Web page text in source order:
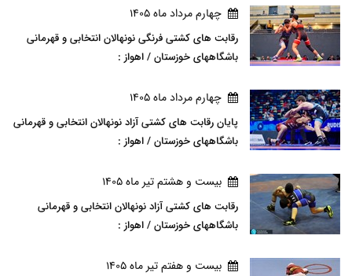
چهارم مرداد ماه 1405
رقابت های کشتی فرنگی نونهالان انتخابی و قهرمانی
باشگاههای خوزستان / اهواز :
چهارم مرداد ماه 1405
پایان رقابت های کشتی آزاد نونهالان انتخابی و قهرمانی
باشگاههای خوزستان / اهواز :
بيست و هشتم تير ماه 1405
رقابت های کشتی آزاد نونهالان انتخابی و قهرمانی
باشگاههای خوزستان / اهواز :
بيست و هفتم تير ماه 1405